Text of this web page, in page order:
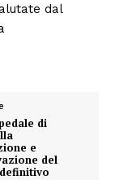
dal
di
e
del